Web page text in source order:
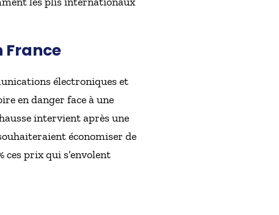
France
électroniques et
en danger face à une
intervient après une
économiser de
ces prix qui s’envolent